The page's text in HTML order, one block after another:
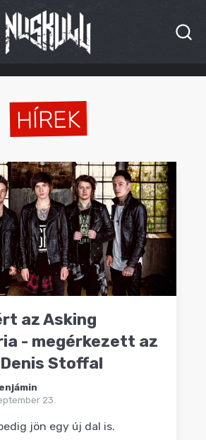
HÍREK
az Asking
- megérkezett az
Stoffal
23.
jön egy új dal is.